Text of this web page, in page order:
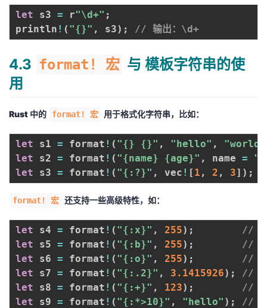
let s3 = r"\d+" ;
println ! ( "{}" , s3) ; // 输出：\d+
4.3 format! 宏 与 模板字符串的使
用
Rust 中的 format! 宏 用于格式化字符串，比如：
let s1 = format ! ( "{} {}" , "hello" , "world"
let s2 = format ! ( "{name} {age}" , name =
let s3 = format ! ( "{:?}" , vec ! [1 , 2 , 3] ) ;
format! 宏 还支持一些高级特性，如：
let s4 = format ! ( "{:x}" , 255) ;
// 将
let s5 = format ! ( "{:b}" , 255) ;
// 将
let s6 = format ! ( "{:o}" , 255) ;
// 将
let s7 = format ! ( "{:.2}" , 3.1415926) ;
// 将
let s8 = format ! ( "{:+}" , 123) ;
// 将
let s9 = format ! ( "{:*>10}" , "hello" ) ;
// 将